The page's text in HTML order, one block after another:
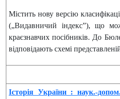
Містить нову версію
(„Видавничий індекс”), що
краєзнавчих посібників. До
відповідають схемі
Історія України : наук.-